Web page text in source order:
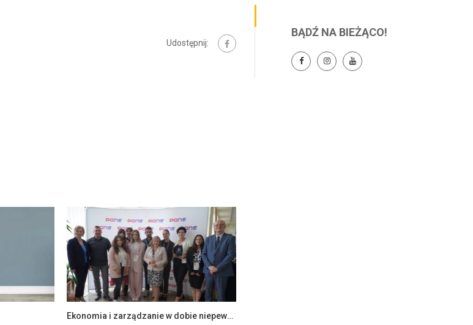
Udostępnij:
Ekonomia i zarządzanie w dobie niepewności – konferencja naukowa
BĄDŹ NA BIEŻĄCO!